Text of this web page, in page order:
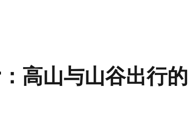
高山与山谷出行的